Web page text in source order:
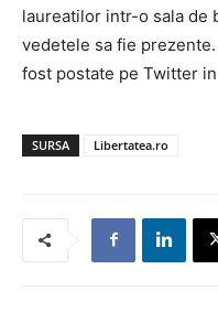
laureatilor intr-o sala de
vedetele sa fie
fost postate pe Twitter
SURSA Libertatea.ro